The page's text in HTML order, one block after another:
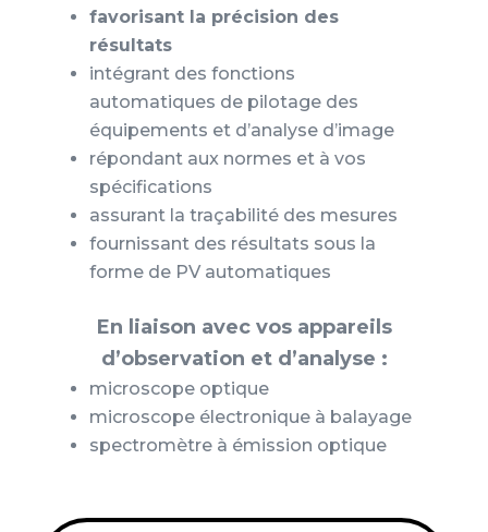
favorisant la précision des
résultats
intégrant des fonctions
automatiques de pilotage des
équipements et d’analyse d’image
répondant aux normes et à vos
spécifications
assurant la traçabilité des mesures
fournissant des résultats sous la
forme de PV automatiques
En liaison avec vos appareils
d’observation et d’analyse :
microscope optique
microscope électronique à balayage
spectromètre à émission optique